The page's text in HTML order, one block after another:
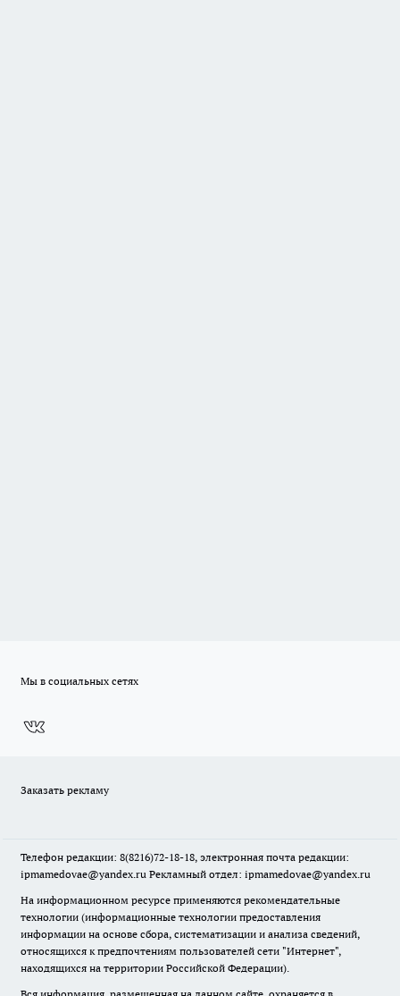
Мы в социальных сетях
Заказать рекламу
Телефон редакции: 8(8216)72-18-18, электронная почта редакции:
ipmamedovae@yandex.ru Рекламный отдел: ipmamedovae@yandex.ru
На информационном ресурсе применяются рекомендательные
технологии (информационные технологии предоставления
информации на основе сбора, систематизации и анализа сведений,
относящихся к предпочтениям пользователей сети "Интернет",
находящихся на территории Российской Федерации).